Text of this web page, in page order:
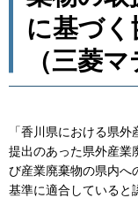
に基づく
（三菱
「香川県における県
提出のあった県外産業
び産業廃棄物の県内へ
基準に適合していると